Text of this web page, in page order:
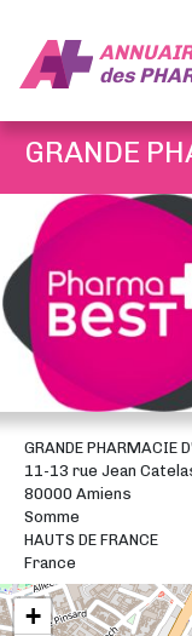
des
GRANDE
GRANDE PHARMACIE
11-13 rue Jean
80000 Amiens
Somme
HAUTS DE FRANCE
France
+